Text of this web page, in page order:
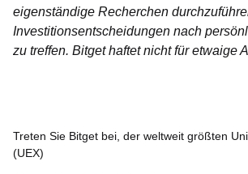
eigenständige Recherchen
Investitionsentscheidungen nach
zu treffen. Bitget haftet nicht für etwaige
Treten Sie Bitget bei, der weltweit größten
(UEX)